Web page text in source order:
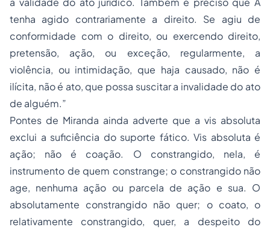
tenha agido contrariamente a direito. Se agiu de
conformidade com o direito, ou exercendo direito,
pretensão, ação, ou exceção, regularmente, a
violência, ou intimidação, que haja causado, não é
ilícita, não é ato, que possa suscitar a invalidade do ato
de alguém.”
Pontes de Miranda ainda adverte que a vis absoluta
exclui a suficiência do suporte fático. Vis absoluta é
ação; não é coação. O constrangido, nela, é
instrumento de quem constrange; o constrangido não
age, nenhuma ação ou parcela de ação e sua. O
absolutamente constrangido não quer; o coato, o
relativamente constrangido, quer, a despeito do